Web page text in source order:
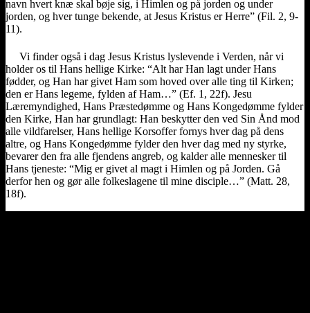
navn hvert knæ skal bøje sig, i Himlen og på jorden og under
jorden, og hver tunge bekende, at Jesus Kristus er Herre” (Fil. 2, 9-
11).
Vi finder også i dag Jesus Kristus lyslevende i Verden, når vi
holder os til Hans hellige Kirke: “Alt har Han lagt under Hans
fødder, og Han har givet Ham som hoved over alle ting til Kirken;
den er Hans legeme, fylden af Ham…” (Ef. 1, 22f). Jesu
Læremyndighed, Hans Præstedømme og Hans Kongedømme fylder
den Kirke, Han har grundlagt: Han beskytter den ved Sin Ånd mod
alle vildfarelser, Hans hellige Korsoffer fornys hver dag på dens
altre, og Hans Kongedømme fylder den hver dag med ny styrke,
bevarer den fra alle fjendens angreb, og kalder alle mennesker til
Hans tjeneste: “Mig er givet al magt i Himlen og på Jorden. Gå
derfor hen og gør alle folkeslagene til mine disciple…” (Matt. 28,
18f).